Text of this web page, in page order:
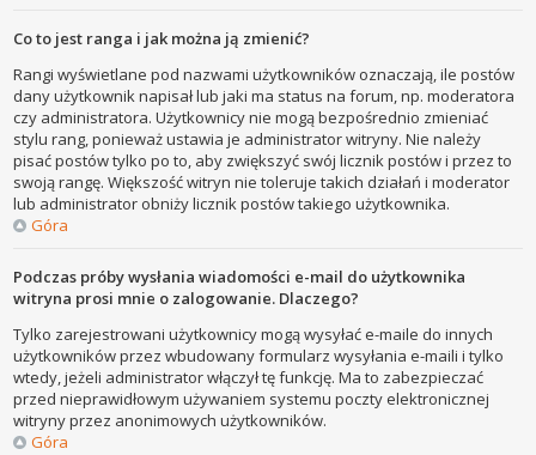
Co to jest ranga i jak można ją zmienić?
Rangi wyświetlane pod nazwami użytkowników oznaczają, ile postów
dany użytkownik napisał lub jaki ma status na forum, np. moderatora
czy administratora. Użytkownicy nie mogą bezpośrednio zmieniać
stylu rang, ponieważ ustawia je administrator witryny. Nie należy
pisać postów tylko po to, aby zwiększyć swój licznik postów i przez to
swoją rangę. Większość witryn nie toleruje takich działań i moderator
lub administrator obniży licznik postów takiego użytkownika.
Góra
Podczas próby wysłania wiadomości e-mail do użytkownika
witryna prosi mnie o zalogowanie. Dlaczego?
Tylko zarejestrowani użytkownicy mogą wysyłać e-maile do innych
użytkowników przez wbudowany formularz wysyłania e-maili i tylko
wtedy, jeżeli administrator włączył tę funkcję. Ma to zabezpieczać
przed nieprawidłowym używaniem systemu poczty elektronicznej
witryny przez anonimowych użytkowników.
Góra